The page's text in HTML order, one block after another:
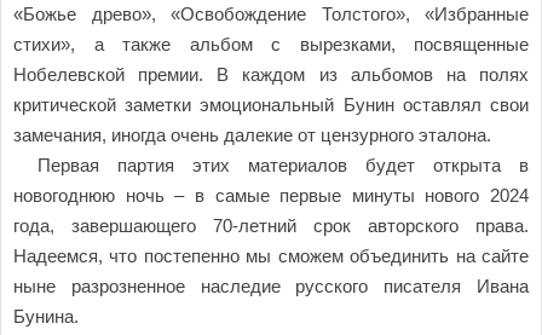
«Божье древо», «Освобождение Толстого», «Избранные
стихи», а также альбом с вырезками, посвященные
Нобелевской премии. В каждом из альбомов на полях
критической заметки эмоциональный Бунин оставлял свои
замечания, иногда очень далекие от цензурного эталона.
Первая партия этих материалов будет открыта в
новогоднюю ночь – в самые первые минуты нового 2024
года, завершающего 70-летний срок авторского права.
Надеемся, что постепенно мы сможем объединить на сайте
ныне разрозненное наследие русского писателя Ивана
Бунина.